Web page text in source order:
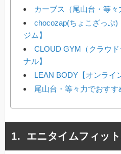
カーブス（尾山台・等々
chocozap(ちょこざっぷ)
ジム】
CLOUD GYM（クラウ
ナル】
LEAN BODY【オンライ
尾山台・等々力でおす
エニタイムフィッ